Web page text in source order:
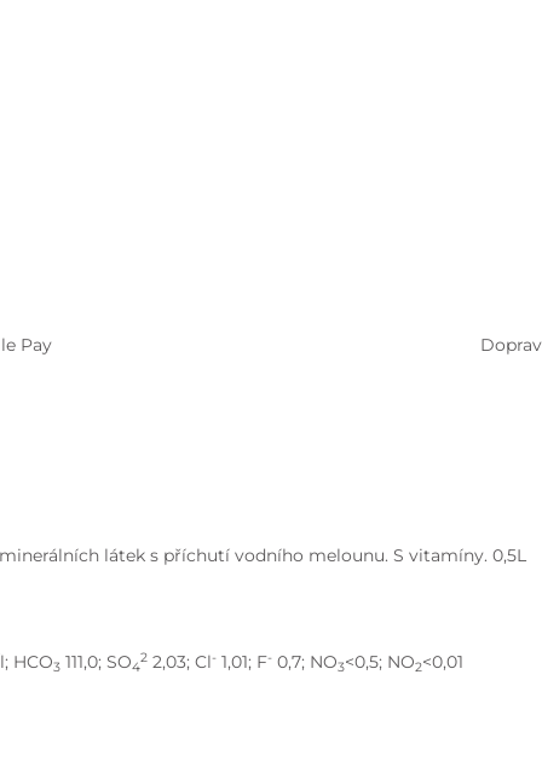
Pay
látek s příchutí vodního melounu. S vitamíny. 0,5L
HCO3 111,0; SO4
2 2,03; Cl- 1,01; F- 0,7; NO3<0,5; NO2<0,01